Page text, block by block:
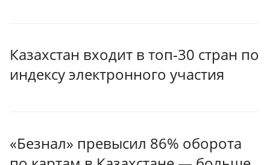
Казахстан входит в топ-30 стран по
индексу электронного участия
«Безнал» превысил 86% оборота